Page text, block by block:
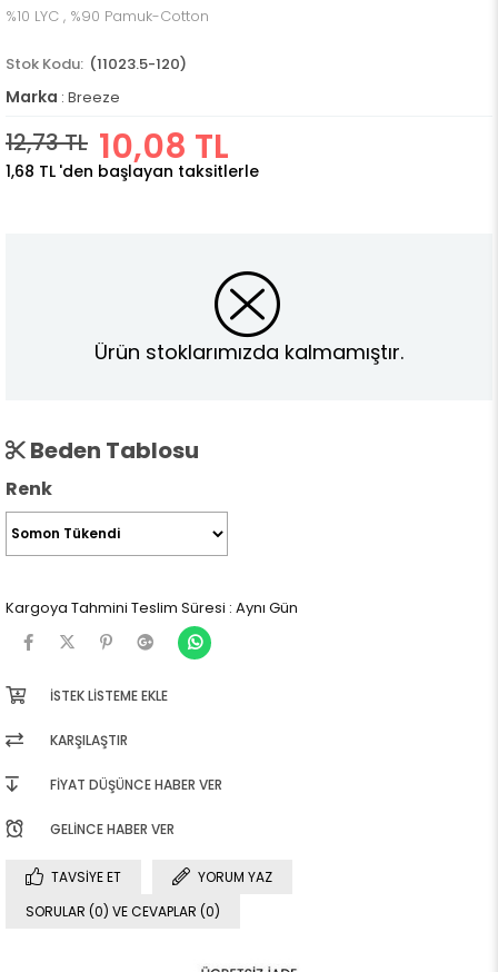
%10 LYC , %90 Pamuk-Cotton
(11023.5-120)
Marka : Breeze
12,73 TL 10,08 TL
1,68 TL 'den başlayan taksitlerle
Ürün stoklarımızda kalmamıştır.
Beden Tablosu
Renk
Kargoya Tahmini Teslim Süresi : Aynı Gün
İSTEK LISTEME EKLE
KARŞILAŞTIR
FIYAT DÜŞÜNCE HABER VER
GELINCE HABER VER
TAVSIYE ET
YORUM YAZ
SORULAR (0) VE CEVAPLAR (0)